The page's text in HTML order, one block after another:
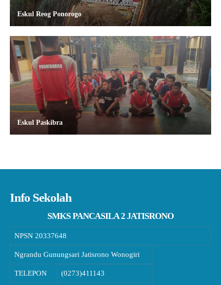
Eskul Reog Ponorogo
Eskul Paskibra
Info Sekolah
SMKS PANCASILA 2 JATISRONO
NPSN 20337648
Ngrandu Gunungsari Jatisrono Wonogiri
TELEPON (0273)411143